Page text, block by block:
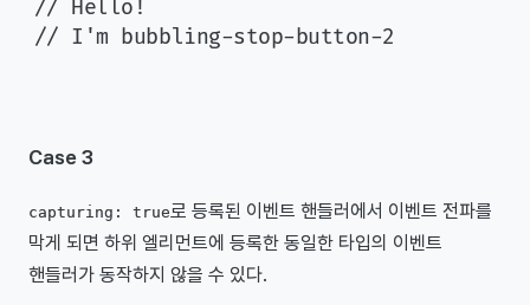
// Hello!
Case 3
capturing: true로 등록된 이벤트 핸들러에서 이벤트 전파를
막게 되면 하위 엘리먼트에 등록한 동일한 타입의 이벤트
핸들러가 동작하지 않을 수 있다.